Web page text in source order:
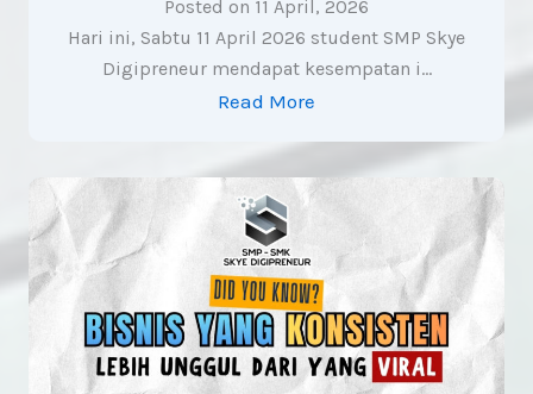
Posted on 11 April, 2026
Hari ini, Sabtu 11 April 2026 student SMP Skye
Digipreneur mendapat kesempatan i…
Read More